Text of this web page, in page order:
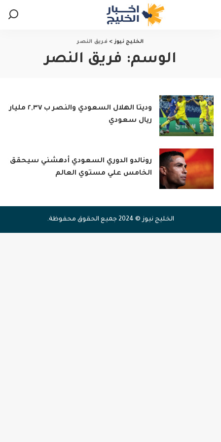
الخليج نيوز> فريق النصر
الوسم: فريق النصر
وديتا الهلال السعودي والنصر ب ٢,٣٧ مليار
ريال سعودي
رونالدو الدوري السعودي أدهشني سيحقق
الخامس علي مستوي العالم
الخليج نيوز © 2024 جميع الحقوق محفوظة.